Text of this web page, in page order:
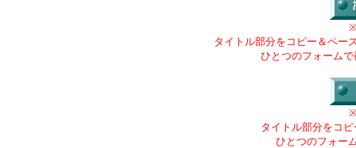
タイトル部分をコピー＆ペー
ひとつのフォーム
タイトル部分をコ
ひとつのフォー